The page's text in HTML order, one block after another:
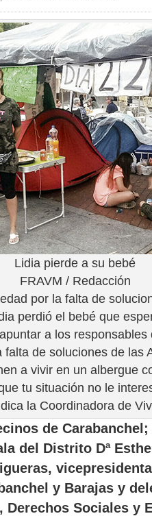
Lidia pierde a su bebé
FRAVM / Redacción
por la falta de
perdió el bebé que
a los
falta de soluciones de las
a vivir en un albergue
tu situación no le
la Coordinadora de
de
del Distrito Dª
y Barajas y
Derechos Sociales y